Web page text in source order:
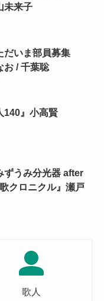
未来子
だいま部員募集
お / 千葉聡
140』小高賢
ずうみ分光器 after
クロニクル』瀬戸
歌人